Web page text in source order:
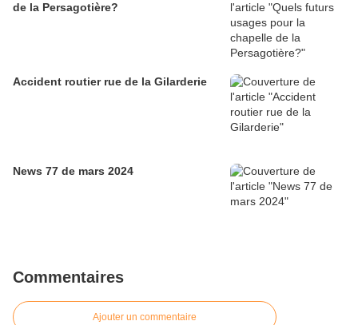
de la Persagotière?
Accident routier rue de la Gilarderie
News 77 de mars 2024
Commentaires
Ajouter un commentaire